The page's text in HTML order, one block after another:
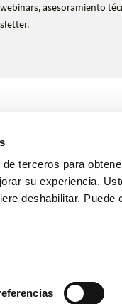
terceros para
su experiencia.
deshabilitar.
asesoramiento
Nosotros